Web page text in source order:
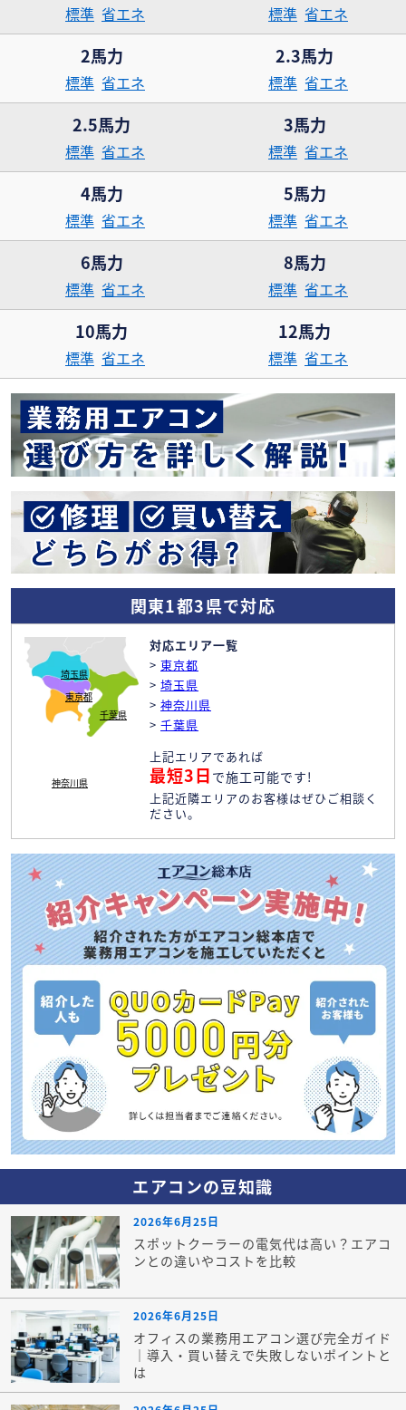
標準 省エネ 標準 省エネ
2馬力
標準 省エネ
2.3馬力
標準 省エネ
2.5馬力
標準 省エネ
3馬力
標準 省エネ
4馬力
標準 省エネ
5馬力
標準 省エネ
6馬力
標準 省エネ
8馬力
標準 省エネ
10馬力
標準 省エネ
12馬力
標準 省エネ
関東1都3県で対応
東京都
埼玉県
神奈川県
千葉県
対応エリア一覧
> 東京都
> 埼玉県
> 神奈川県
> 千葉県
上記エリアであれば
最短3日 で施工可能です!
上記近隣エリアのお客様はぜひご相談く
ださい。
エアコンの豆知識
2026年6月25日
スポットクーラーの電気代は高い？エアコ
ンとの違いやコストを比較
2026年6月25日
オフィスの業務用エアコン選び完全ガイド
｜導入・買い替えで失敗しないポイントと
は